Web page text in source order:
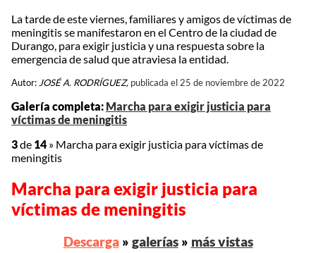
La tarde de este viernes, familiares y amigos de víctimas de
meningitis se manifestaron en el Centro de la ciudad de
Durango, para exigir justicia y una respuesta sobre la
emergencia de salud que atraviesa la entidad.
Autor:JOSÉ A. RODRÍGUEZ, publicada el 25 de noviembre de 2022
Galería completa: Marcha para exigir justicia para
víctimas de meningitis
3de 14 » Marcha para exigir justicia para víctimas de
meningitis
Marcha para exigir justicia para
víctimas de meningitis
Descarga» galerías» más vistas